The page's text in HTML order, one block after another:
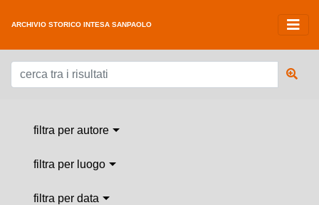
ARCHIVIO STORICO INTESA SANPAOLO
filtra per autore
filtra per luogo
filtra per data